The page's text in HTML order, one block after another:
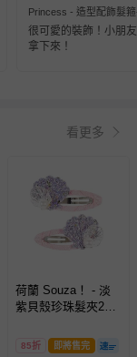
Princess - 造型配飾髮
很可愛的裝飾！小朋
拿下來！
看更多
荷蘭 Souza！ - 淡
紫貝殼珍珠髮夾2入
85折 即將售完